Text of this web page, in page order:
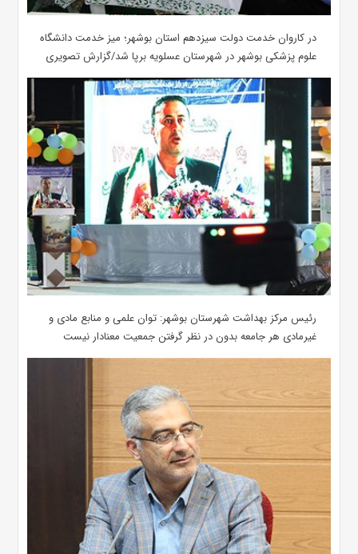
در کاروان خدمت دولت سیزدهم استان بوشهر؛ میز خدمت دانشگاه
علوم پزشکی بوشهر در شهرستان عسلویه برپا شد/گزارش تصویری
رئیس مرکز بهداشت شهرستان بوشهر: توان علمی و منابع مادی و
غیرمادی هر جامعه بدون در نظر گرفتن جمعیت معنادار نیست